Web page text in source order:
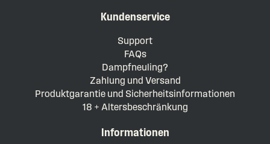
Kundenservice
Support
FAQs
Dampfneuling?
Zahlung und Versand
Produktgarantie und Sicherheitsinformationen
18 + Altersbeschränkung
Informationen